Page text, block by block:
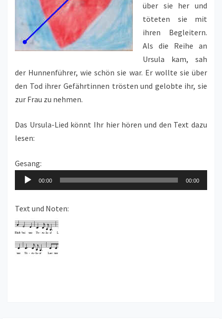
über sie her und
töteten sie mit
ihren Begleitern.
Als die Reihe an
Ursula kam, sah
der Hunnenführer, wie schön sie war. Er wollte sie über
den Tod ihrer Gefährtinnen trösten und gelobte ihr, sie
zur Frau zu nehmen.
Das Ursula-Lied könnt Ihr hier hören und den Text dazu
lesen:
Gesang:
Audio-
Player
00:00 00:00
Text und Noten: